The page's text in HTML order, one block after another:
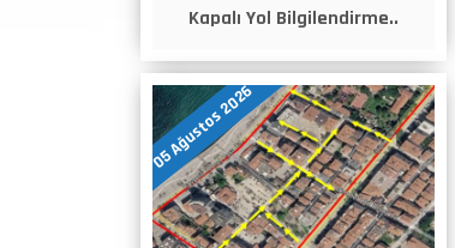
Kapalı Yol Bilgilendirme..
05 Ağustos 2026